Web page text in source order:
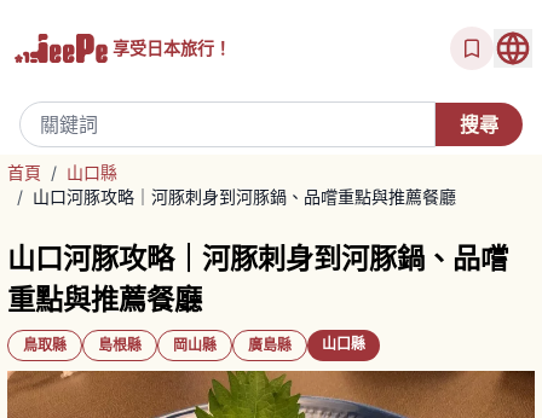
享受日本旅行！
首頁 / 山口縣
/ 山口河豚攻略｜河豚刺身到河豚鍋、品嚐重點與推薦餐廳
山口河豚攻略｜河豚刺身到河豚鍋、品嚐
重點與推薦餐廳
鳥取縣 島根縣 岡山縣 廣島縣 山口縣